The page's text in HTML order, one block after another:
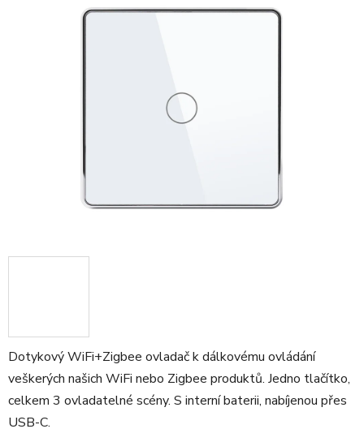
Dotykový WiFi+Zigbee ovladač k dálkovému ovládání
veškerých našich WiFi nebo Zigbee produktů. Jedno tlačítko,
celkem 3 ovladatelné scény. S interní baterii, nabíjenou přes
USB-C.